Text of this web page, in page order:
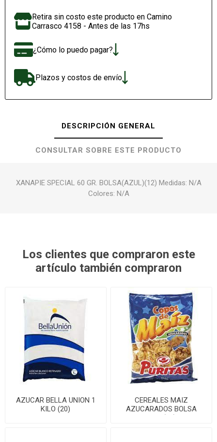
Retira sin costo este producto en Camino
Carrasco 4158 - Antes de las 17hs
¿Cómo lo puedo pagar?
Plazos y costos de envío
DESCRIPCIÓN GENERAL
CONSULTAR SOBRE ESTE PRODUCTO
XANAPIE SPECIAL 60 GR. BOLSA(AZUL)(12) Medidas: N/A
Colores: N/A
Los clientes que compraron este
artículo también compraron
AZUCAR BELLA UNION 1
KILO (20)
CEREALES MAIZ
AZUCARADOS BOLSA
200G(20)